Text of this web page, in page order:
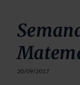
20/09/2017